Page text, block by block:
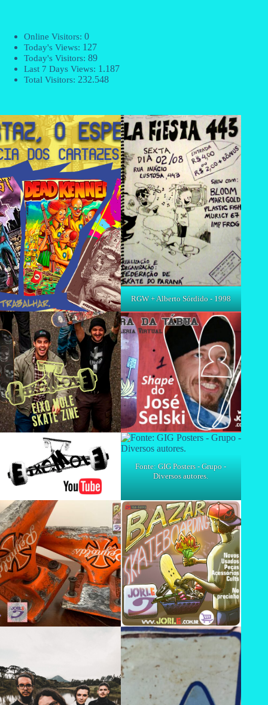
Online Visitors: 0
Today's Views: 127
Today's Visitors: 89
Last 7 Days Views: 1.187
Total Visitors: 232.548
RGW + Alberto Sórdido - 1998
Fonte: GIG Posters - Grupo -
Diversos autores.